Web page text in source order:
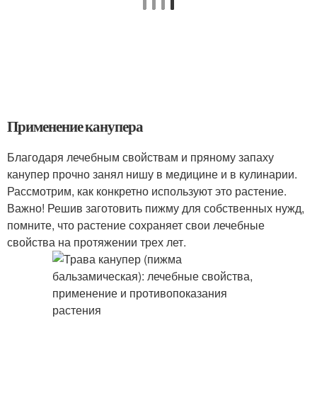
Применение канупера
Благодаря лечебным свойствам и пряному запаху
канупер прочно занял нишу в медицине и в кулинарии.
Рассмотрим, как конкретно используют это растение.
Важно! Решив заготовить пижму для собственных нужд,
помните, что растение сохраняет свои лечебные
свойства на протяжении трех лет.